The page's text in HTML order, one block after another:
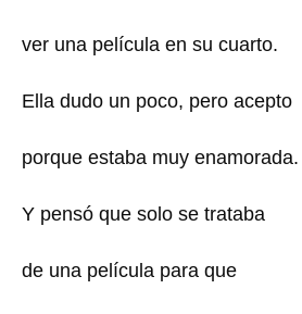
ver una película en su cuarto.
Ella dudo un poco, pero acepto
porque estaba muy enamorada.
Y pensó que solo se trataba
de una película para que